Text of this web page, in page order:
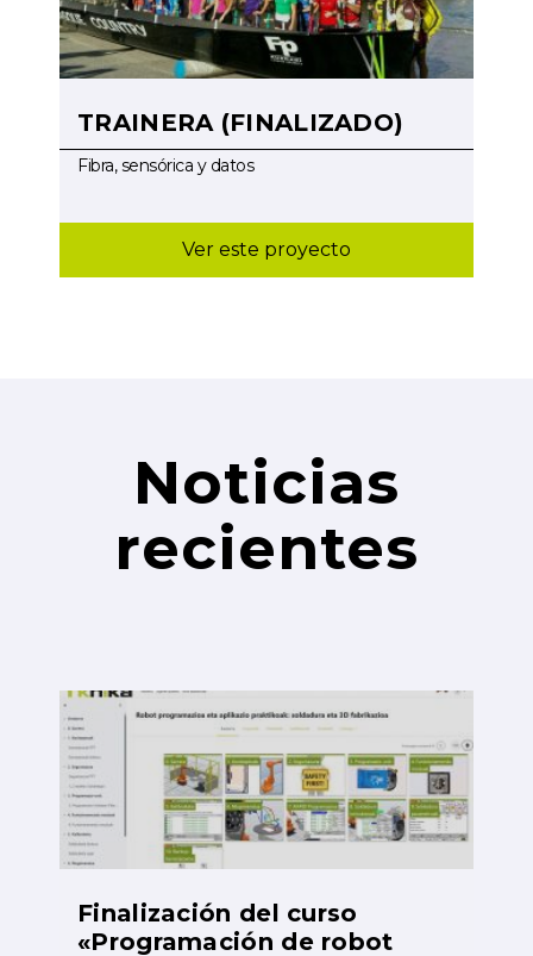
TRAINERA (FINALIZADO)
Fibra, sensórica y datos
Ver este proyecto
Noticias
recientes
Finalización del curso
«Programación de robot